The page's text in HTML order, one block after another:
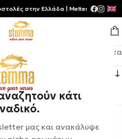
κάτι
μας και ανακάλυψε
1–12 από 56 αποτελέσματα
Roja London
στην Ελλάδα | Meltemia Exclusive